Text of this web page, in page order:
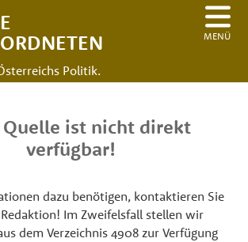
Politik.
MENÜ
Quelle ist nicht direkt
verfügbar!
dazu benötigen, kontaktieren Sie
Im Zweifelsfall stellen wir
dem Verzeichnis 4908 zur Verfügung